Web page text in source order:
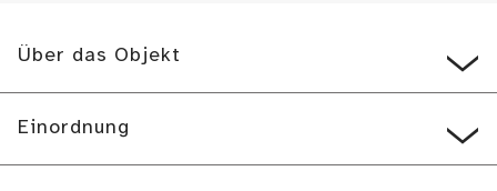
Über das Objekt
Einordnung